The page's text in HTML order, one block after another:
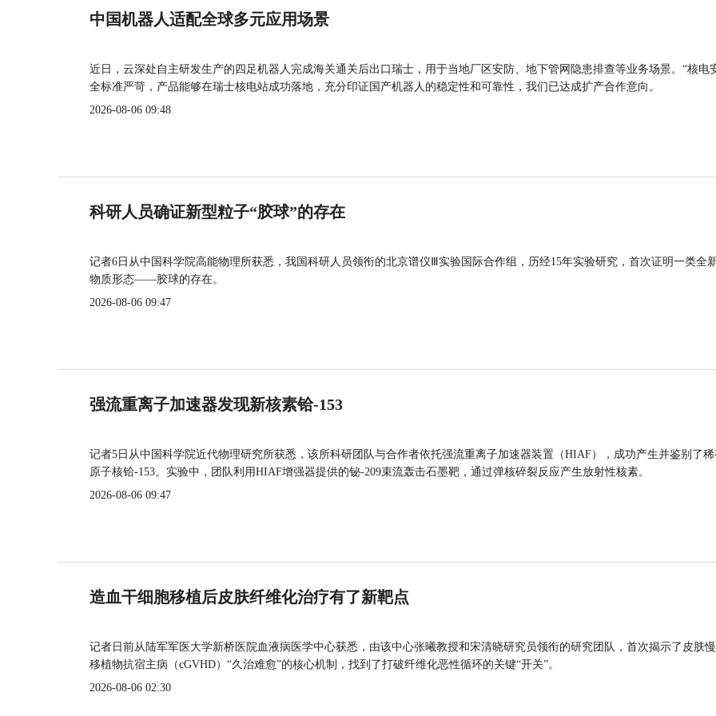
中国机器人适配全球多元应用场景
近日，云深处自主研发生产的四足机器人完成海关通关后出口瑞士，用于当地厂区安防、地下管网隐患排查等业务场景。“核电
全标准严苛，产品能够在瑞士核电站成功落地，充分印证国产机器人的稳定性和可靠性，我们已达成扩产合作意向。
2026-08-06 09:48
科研人员确证新型粒子“胶球”的存在
记者6日从中国科学院高能物理所获悉，我国科研人员领衔的北京谱仪Ⅲ实验国际合作组，历经15年实验研究，首次证明一类全
物质形态——胶球的存在。
2026-08-06 09:47
强流重离子加速器发现新核素铪-153
记者5日从中国科学院近代物理研究所获悉，该所科研团队与合作者依托强流重离子加速器装置（HIAF），成功产生并鉴别了
原子核铪-153。实验中，团队利用HIAF增强器提供的铋-209束流轰击石墨靶，通过弹核碎裂反应产生放射性核素。
2026-08-06 09:47
造血干细胞移植后皮肤纤维化治疗有了新靶点
记者日前从陆军军医大学新桥医院血液病医学中心获悉，由该中心张曦教授和宋清晓研究员领衔的研究团队，首次揭示了皮肤
移植物抗宿主病（cGVHD）“久治难愈”的核心机制，找到了打破纤维化恶性循环的关键“开关”。
2026-08-06 02:30